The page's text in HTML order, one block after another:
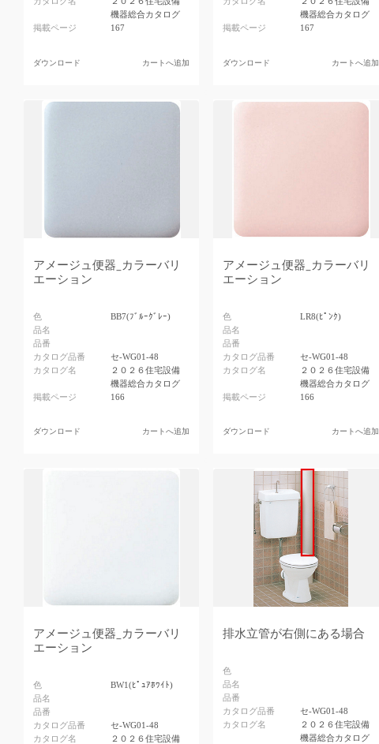
機器総合カタログ
掲載ページ
167
ダウンロード カートへ追加
機器総合カタログ
掲載ページ
167
ダウンロード カートへ追加
アメージュ便器_カラーバリ
エーション
色
BB7(ﾌﾞﾙｰｸﾞﾚｰ)
品名
品番
カタログ品番
セ-WG01-48
カタログ名
２０２６住宅設備
機器総合カタログ
掲載ページ
166
ダウンロード カートへ追加
アメージュ便器_カラーバリ
エーション
色
LR8(ﾋﾟﾝｸ)
品名
品番
カタログ品番
セ-WG01-48
カタログ名
２０２６住宅設備
機器総合カタログ
掲載ページ
166
ダウンロード カートへ追加
アメージュ便器_カラーバリ
エーション
色
BW1(ﾋﾟｭｱﾎﾜｲﾄ)
品名
品番
カタログ品番
セ-WG01-48
カタログ名
２０２６住宅設備
排水立管が右側にある場合
色
品名
品番
カタログ品番
セ-WG01-48
カタログ名
２０２６住宅設備
機器総合カタログ